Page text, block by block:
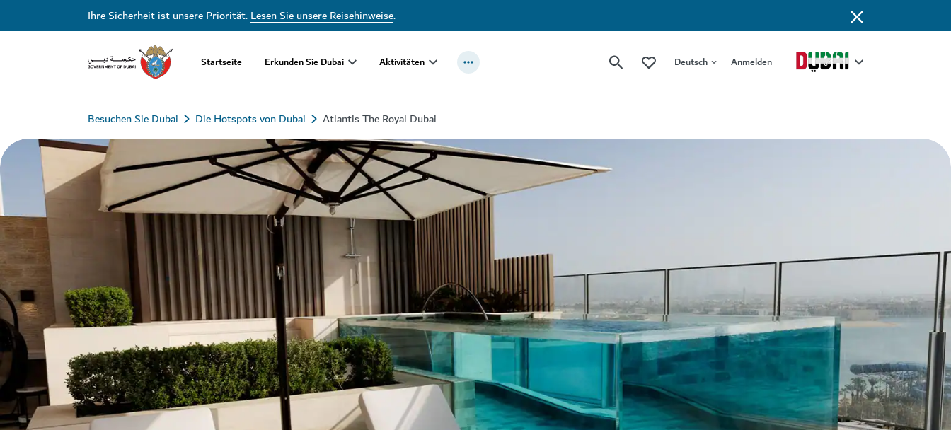
Ihre Sicherheit ist unsere Priorität.Lesen Sie unsere Reisehinweise.
Startseite Erkunden Sie Dubai Aktivitäten Deutsch Anmelden
Besuchen Sie Dubai Die Hotspots von Dubai Atlantis The Royal Dubai